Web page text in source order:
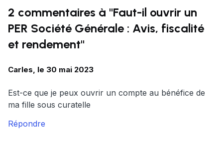
2 commentaires à "Faut-il ouvrir un
PER Société Générale : Avis, fiscalité
et rendement"
Carles, le 30 mai 2023
Est-ce que je peux ouvrir un compte au bénéfice de
ma fille sous curatelle
Répondre